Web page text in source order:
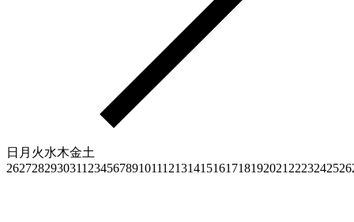
日 月 火水木金土
2627282930311 23456789101112131415161718192021 2223242526